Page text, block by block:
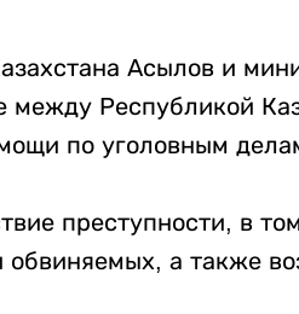
Асылов и
между Республикой
по уголовным
преступности, в
а также